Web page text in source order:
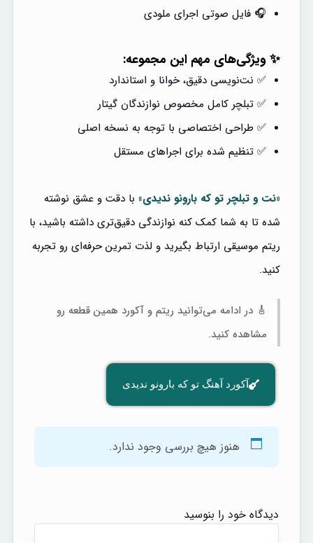
🎧 فایل صوتی اجرای ملودی
✨ ویژگی‌های مهم این مجموعه:
✅ نت‌نویسی دقیق، خوانا و استاندارد
✅ تبلچر کامل مخصوص نوازندگان گیتار
✅ طراحی اختصاصی با توجه به نسخه اصلی
✅ تنظیم شده برای اجراهای مستقل
«نت و تبلچر تو که بارونو ندیدی» با دقت و عشق نوشته
شده تا به شما کمک کنه نوازندگی دقیق‌تری داشته باشید، با
ریتم موسیقی ارتباط بگیرید و لذت تمرین حرفه‌ای رو تجربه
کنید.
🎸 در ادامه می‌توانید ریتم و آکورد همین قطعه رو
مشاهده کنید.
آکورد آهنگ تو که بارونو ندیدی
هنوز هیچ بررسی وجود ندارد.
دیدگاه خود را بنوسید